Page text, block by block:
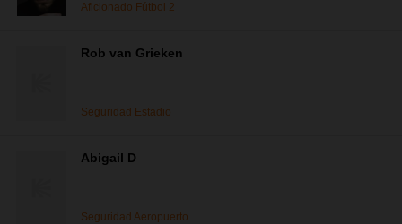
Aficionado Fútbol 2
Rob van Grieken
Seguridad Estadio
Abigail D
Seguridad Aeropuerto